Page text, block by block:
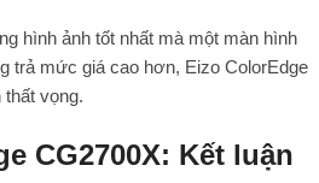
hình ảnh tốt nhất mà một màn hình
trả mức giá cao hơn, Eizo ColorEdge
vọng.
CG2700X: Kết luận